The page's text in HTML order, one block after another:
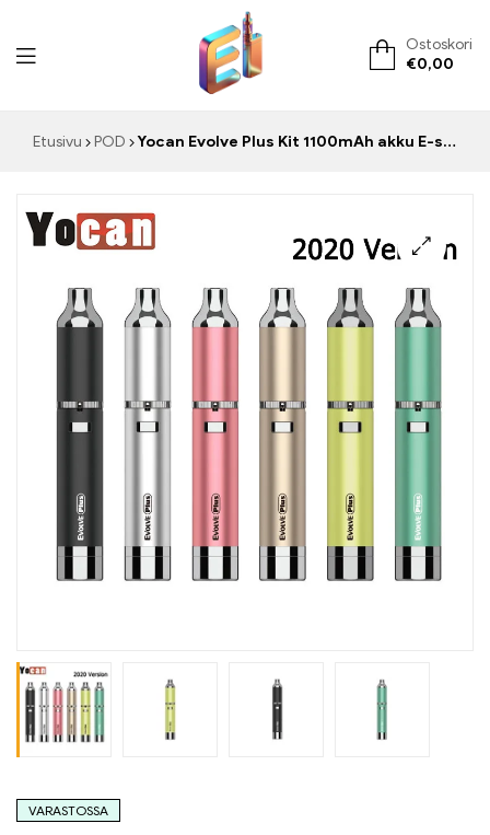
ElementVape.de
Ostoskori
€0,00
Etusivu POD Yocan Evolve Plus Kit 1100mAh akku E-savuke
🔍
VARASTOSSA